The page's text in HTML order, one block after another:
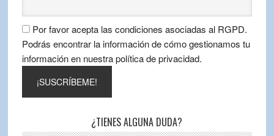
Por favor acepta las condiciones asociadas al RGPD.
Podrás encontrar la información de cómo gestionamos tu
información en nuestra política de privacidad.
¿TIENES ALGUNA DUDA?